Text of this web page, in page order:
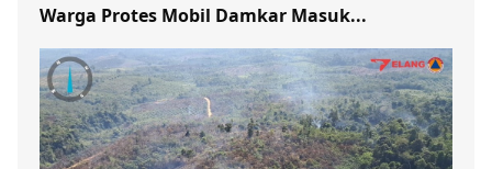
Warga Protes Mobil Damkar Masuk...